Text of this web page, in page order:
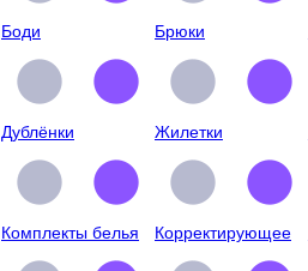
Боди Брюки
Дублёнки Жилетки
Комплекты белья Корректирующее